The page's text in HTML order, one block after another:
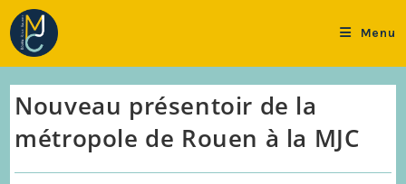
Skip
to
content
Menu
Nouveau présentoir de la
métropole de Rouen à la MJC